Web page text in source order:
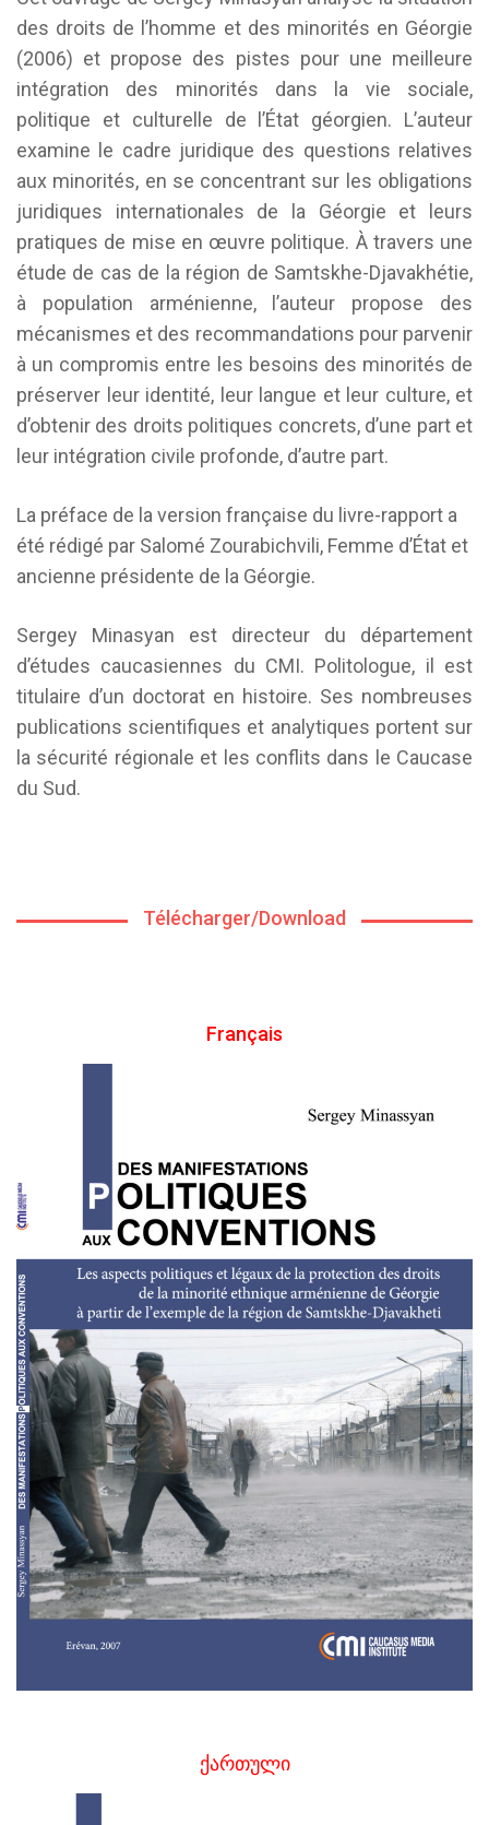
des droits de l’homme et des minorités en Géorgie
(2006) et propose des pistes pour une meilleure
intégration des minorités dans la vie sociale,
politique et culturelle de l’État géorgien. L’auteur
examine le cadre juridique des questions relatives
aux minorités, en se concentrant sur les obligations
juridiques internationales de la Géorgie et leurs
pratiques de mise en œuvre politique. À travers une
étude de cas de la région de Samtskhe-Djavakhétie,
à population arménienne, l’auteur propose des
mécanismes et des recommandations pour parvenir
à un compromis entre les besoins des minorités de
préserver leur identité, leur langue et leur culture, et
d’obtenir des droits politiques concrets, d’une part et
leur intégration civile profonde, d’autre part.
La préface de la version française du livre-rapport a
été rédigé par Salomé Zourabichvili, Femme d’État et
ancienne présidente de la Géorgie.
Sergey Minasyan est directeur du département
d’études caucasiennes du CMI. Politologue, il est
titulaire d’un doctorat en histoire. Ses nombreuses
publications scientifiques et analytiques portent sur
la sécurité régionale et les conflits dans le Caucase
du Sud.
Télécharger/Download
Français
ქართული